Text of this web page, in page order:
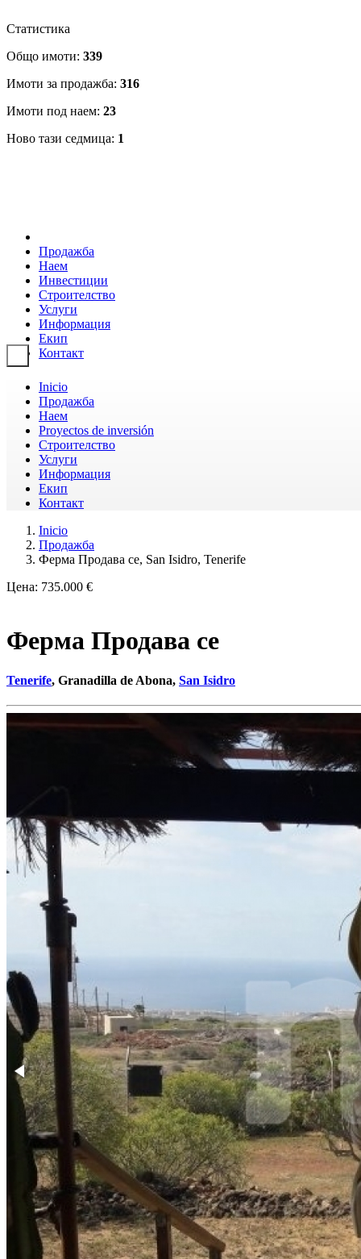
Статистика
Общо имоти: 339
Имоти за продажба: 316
Имоти под наем: 23
Новo тази седмица: 1
Продажба
Наем
Инвестиции
Строителство
Услуги
Информация
Екип
Контакт
Toggle navigation
Inicio
Продажба
Наем
Proyectos de inversión
Строителство
Услуги
Информация
Екип
Контакт
Inicio
Продажба
Ферма Продава се, San Isidro, Tenerife
Цена: 735.000 €
Ферма Продава се
Tenerife, Granadilla de Abona, San Isidro